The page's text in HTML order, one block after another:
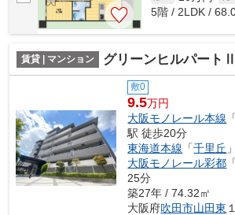
5階 / 2LDK /
賃貸 | マンション グリーンヒルパートⅡ
敷0
9.5万円
大阪モノレール本線
駅 徒歩20分
東海道本線 「千里丘
大阪モノレール彩都
25分
築27年 / 74.32㎡
大阪府吹田市山田東